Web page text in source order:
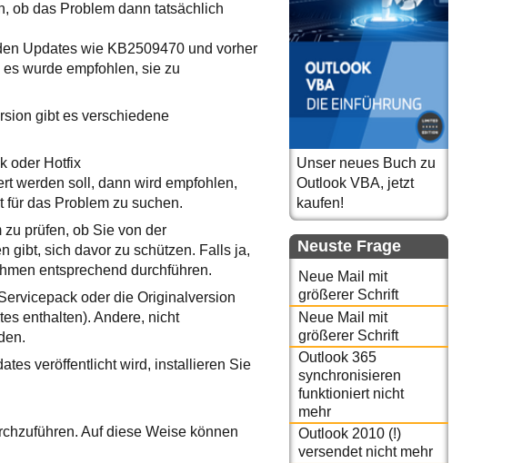
ob das Problem dann tatsächlich
Updates wie KB2509470 und vorher
wurde empfohlen, sie zu
gibt es verschiedene
oder Hotfix
werden soll, dann wird empfohlen,
das Problem zu suchen.
prüfen, ob Sie von der
gibt, sich davor zu schützen. Falls ja,
entsprechend durchführen.
oder die Originalversion
enthalten). Andere, nicht
veröffentlicht wird, installieren Sie
Auf diese Weise können
Unser neues Buch zu
Outlook VBA, jetzt
kaufen!
Neuste Frage
Neue Mail mit
größerer Schrift
Neue Mail mit
größerer Schrift
Outlook 365
synchronisieren
funktioniert nicht
mehr
Outlook 2010 (!)
versendet nicht mehr